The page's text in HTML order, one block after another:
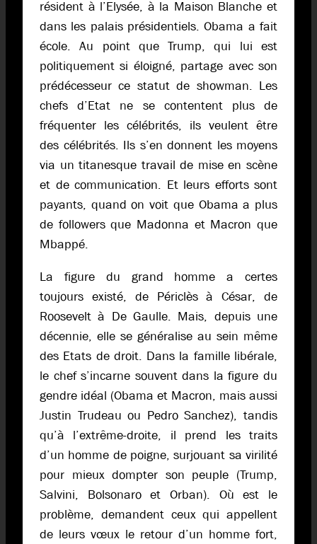
résident à l’Elysée, à la Maison Blanche et
dans les palais présidentiels. Obama a fait
école. Au point que Trump, qui lui est
politiquement si éloigné, partage avec son
prédécesseur ce statut de showman. Les
chefs d’Etat ne se contentent plus de
fréquenter les célébrités, ils veulent être
des célébrités. Ils s’en donnent les moyens
via un titanesque travail de mise en scène
et de communication. Et leurs efforts sont
payants, quand on voit que Obama a plus
de followers que Madonna et Macron que
Mbappé.
La figure du grand homme a certes
toujours existé, de Périclès à César, de
Roosevelt à De Gaulle. Mais, depuis une
décennie, elle se généralise au sein même
des Etats de droit. Dans la famille libérale,
le chef s’incarne souvent dans la figure du
gendre idéal (Obama et Macron, mais aussi
Justin Trudeau ou Pedro Sanchez), tandis
qu’à l’extrême-droite, il prend les traits
d’un homme de poigne, surjouant sa virilité
pour mieux dompter son peuple (Trump,
Salvini, Bolsonaro et Orban). Où est le
problème, demandent ceux qui appellent
de leurs vœux le retour d’un homme fort,